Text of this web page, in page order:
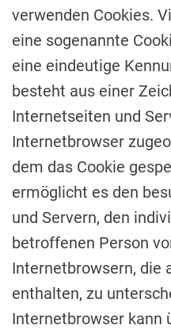
verwenden Cookies.
eine sogenannte
eine eindeutige
besteht aus einer
Internetseiten und
Internetbrowser
dem das Cookie
ermöglicht es den
und Servern, den
betroffenen Person
Internetbrowsern, die
enthalten, zu
Internetbrowser kann